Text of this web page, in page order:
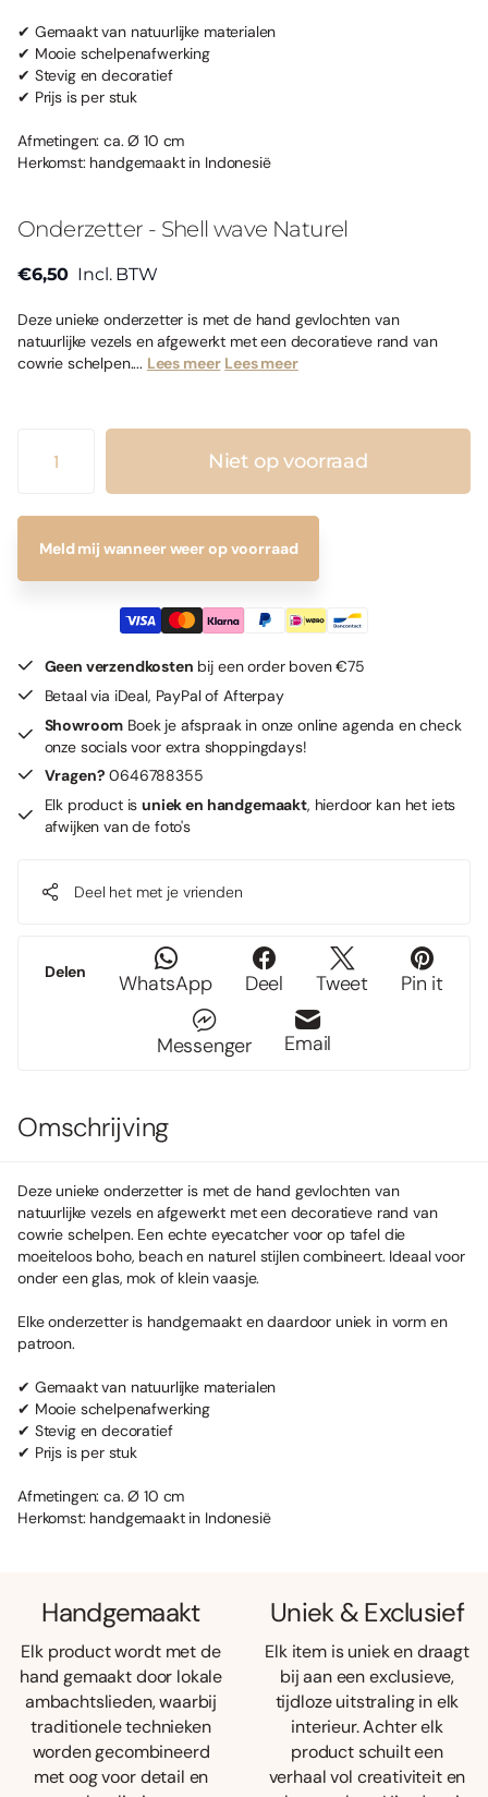
✔ Gemaakt van natuurlijke materialen
✔ Mooie schelpenafwerking
✔ Stevig en decoratief
✔ Prijs is per stuk
Afmetingen: ca. Ø 10 cm
Herkomst: handgemaakt in Indonesië
Onderzetter - Shell wave Naturel
€6,50 Incl. BTW
Deze unieke onderzetter is met de hand gevlochten van
natuurlijke vezels en afgewerkt met een decoratieve rand van
cowrie schelpen.... Lees meer Lees meer
Niet op voorraad
Meld mij wanneer weer op voorraad
Geen verzendkosten bij een order boven €75
Betaal via iDeal, PayPal of Afterpay
Showroom Boek je afspraak in onze online agenda en check
onze socials voor extra shoppingdays!
Vragen? 0646788355
Elk product isuniek en handgemaakt, hierdoor kan het iets
afwijken van de foto's
Deel het met je vrienden
Delen WhatsApp Deel Tweet Pin it
Messenger Email
Omschrijving
Deze unieke onderzetter is met de hand gevlochten van
natuurlijke vezels en afgewerkt met een decoratieve rand van
cowrie schelpen. Een echte eyecatcher voor op tafel die
moeiteloos boho, beach en naturel stijlen combineert. Ideaal voor
onder een glas, mok of klein vaasje.
Elke onderzetter is handgemaakt en daardoor uniek in vorm en
patroon.
✔ Gemaakt van natuurlijke materialen
✔ Mooie schelpenafwerking
✔ Stevig en decoratief
✔ Prijs is per stuk
Afmetingen: ca. Ø 10 cm
Herkomst: handgemaakt in Indonesië
Handgemaakt
Elk product wordt met de
hand gemaakt door lokale
ambachtslieden, waarbij
traditionele technieken
worden gecombineerd
met oog voor detail en
Uniek & Exclusief
Elk item is uniek en draagt
bij aan een exclusieve,
tijdloze uitstraling in elk
interieur. Achter elk
product schuilt een
verhaal vol creativiteit en